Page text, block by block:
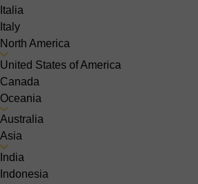
Italia
Italy
North America
United States of America
Canada
Oceania
Australia
Asia
India
Indonesia